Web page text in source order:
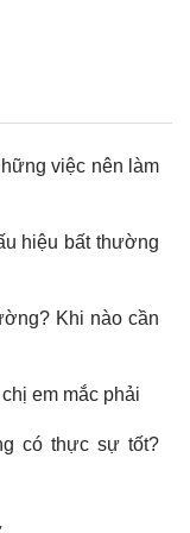
việc nên làm
hiệu bất thường
Khi nào cần
em mắc phải
có thực sự tốt?